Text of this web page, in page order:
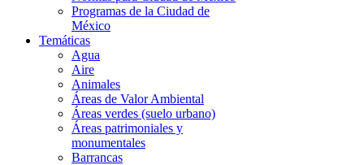
Programas de la Ciudad de
México
Temáticas
Agua
Aire
Animales
Áreas de Valor Ambiental
Áreas verdes (suelo urbano)
Áreas patrimoniales y
monumentales
Barrancas